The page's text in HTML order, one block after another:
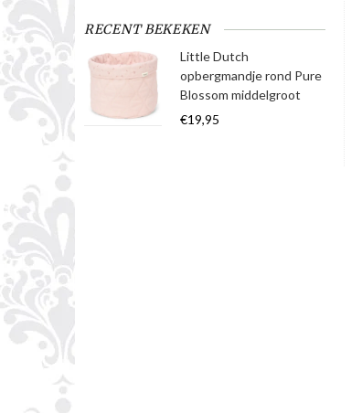
RECENT BEKEKEN
Little Dutch
opbergmandje rond Pure
Blossom middelgroot
€19,95